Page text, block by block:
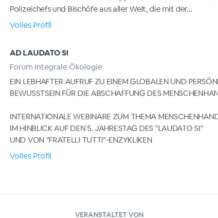
Polizeichefs und Bischöfe aus aller Welt, die mit der...
Volles Profil
AD LAUDATO SI
Forum Integrale Ökologie
EIN LEBHAFTER AUFRUF ZU EINEM GLOBALEN UND
BEWUSSTSEIN FÜR DIE ABSCHAFFUNG DES
INTERNATIONALE WEBINARE ZUM THEMA
IM HINBLICK AUF DEN 5. JAHRESTAG DES "LAUDATO SI"
UND VON "FRATELLI TUTTI"-ENZYKLIKEN
Volles Profil
VERANSTALTET VON